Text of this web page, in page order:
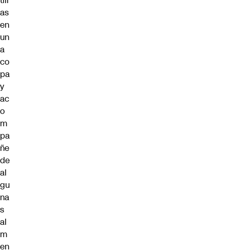
as
en
un
a
co
pa
y
ac
o
m
pa
ñe
de
al
gu
na
s
al
m
en